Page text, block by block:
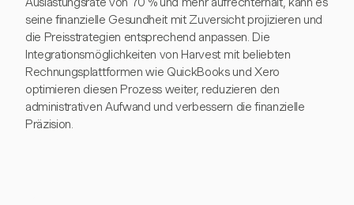
seine finanzielle Gesundheit mit Zuversicht projizieren und
die Preisstrategien entsprechend anpassen. Die
Integrationsmöglichkeiten von Harvest mit beliebten
Rechnungsplattformen wie QuickBooks und Xero
optimieren diesen Prozess weiter, reduzieren den
administrativen Aufwand und verbessern die finanzielle
Präzision.